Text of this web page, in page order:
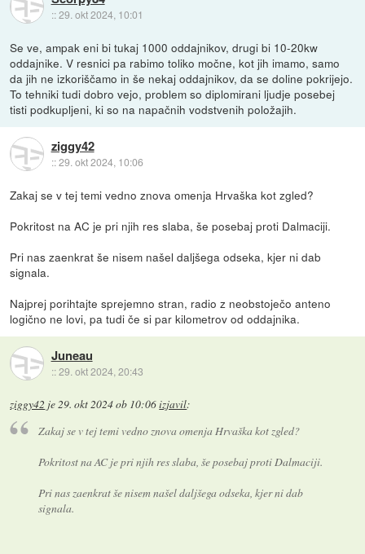
::29. okt 2024, 10:01
Se ve, ampak eni bi tukaj 1000 oddajnikov, drugi bi 10-20kw
oddajnike. V resnici pa rabimo toliko močne, kot jih imamo, samo
da jih ne izkoriščamo in še nekaj oddajnikov, da se doline pokrijejo.
To tehniki tudi dobro vejo, problem so diplomirani ljudje posebej
tisti podkupljeni, ki so na napačnih vodstvenih položajih.
ziggy42
::29. okt 2024, 10:06
Zakaj se v tej temi vedno znova omenja Hrvaška kot zgled?
Pokritost na AC je pri njih res slaba, še posebaj proti Dalmaciji.
Pri nas zaenkrat še nisem našel daljšega odseka, kjer ni dab
signala.
Najprej porihtajte sprejemno stran, radio z neobstoječo anteno
logično ne lovi, pa tudi če si par kilometrov od oddajnika.
Juneau
::29. okt 2024, 20:43
ziggy42 je29. okt 2024 ob 10:06izjavil:
Zakaj se v tej temi vedno znova omenja Hrvaška kot zgled?
Pokritost na AC je pri njih res slaba, še posebaj proti Dalmaciji.
Pri nas zaenkrat še nisem našel daljšega odseka, kjer ni dab
signala.